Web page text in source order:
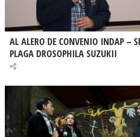
AL ALERO DE CONVENIO INDAP –
PLAGA DROSOPHILA SUZUKII